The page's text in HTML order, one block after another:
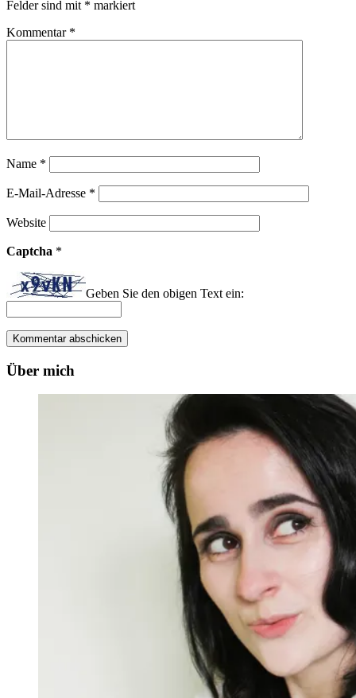
Felder sind mit * markiert
Kommentar *
Name *
E-Mail-Adresse *
Website
Captcha *
Geben Sie den obigen Text ein:
Über mich